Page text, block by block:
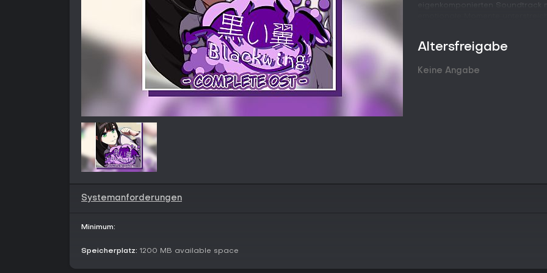
eigenkomponierten Soundtrack
Im Zentrum steht das
Richtungen lenken. Dabei
Altersfreigabe
Keine Angabe
Systemanforderungen
Minimum:
Speicherplatz: 1200 MB available space